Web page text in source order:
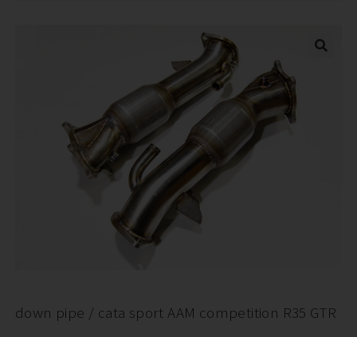
down pipe / cata sport AAM competition R35 GTR